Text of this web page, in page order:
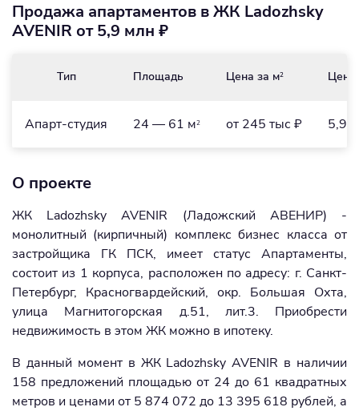
Продажа апартаментов в ЖК Ladozhsky
AVENIR от 5,9 млн ₽
Тип Площадь Цена за м2 Цена
Апарт-студия 24 — 61 м2 от 245 тыс ₽ 5,9
О проекте
ЖК Ladozhsky AVENIR (Ладожский АВЕНИР) -
монолитный (кирпичный) комплекс бизнес класса от
застройщика ГК ПСК, имеет статус Апартаменты,
состоит из 1 корпуса, расположен по адресу: г. Санкт-
Петербург, Красногвардейский, окр. Большая Охта,
улица Магнитогорская д.51, лит.3. Приобрести
недвижимость в этом ЖК можно в ипотеку.
В данный момент в ЖК Ladozhsky AVENIR в наличии
158 предложений площадью от 24 до 61 квадратных
метров и ценами от 5 874 072 до 13 395 618 рублей, а